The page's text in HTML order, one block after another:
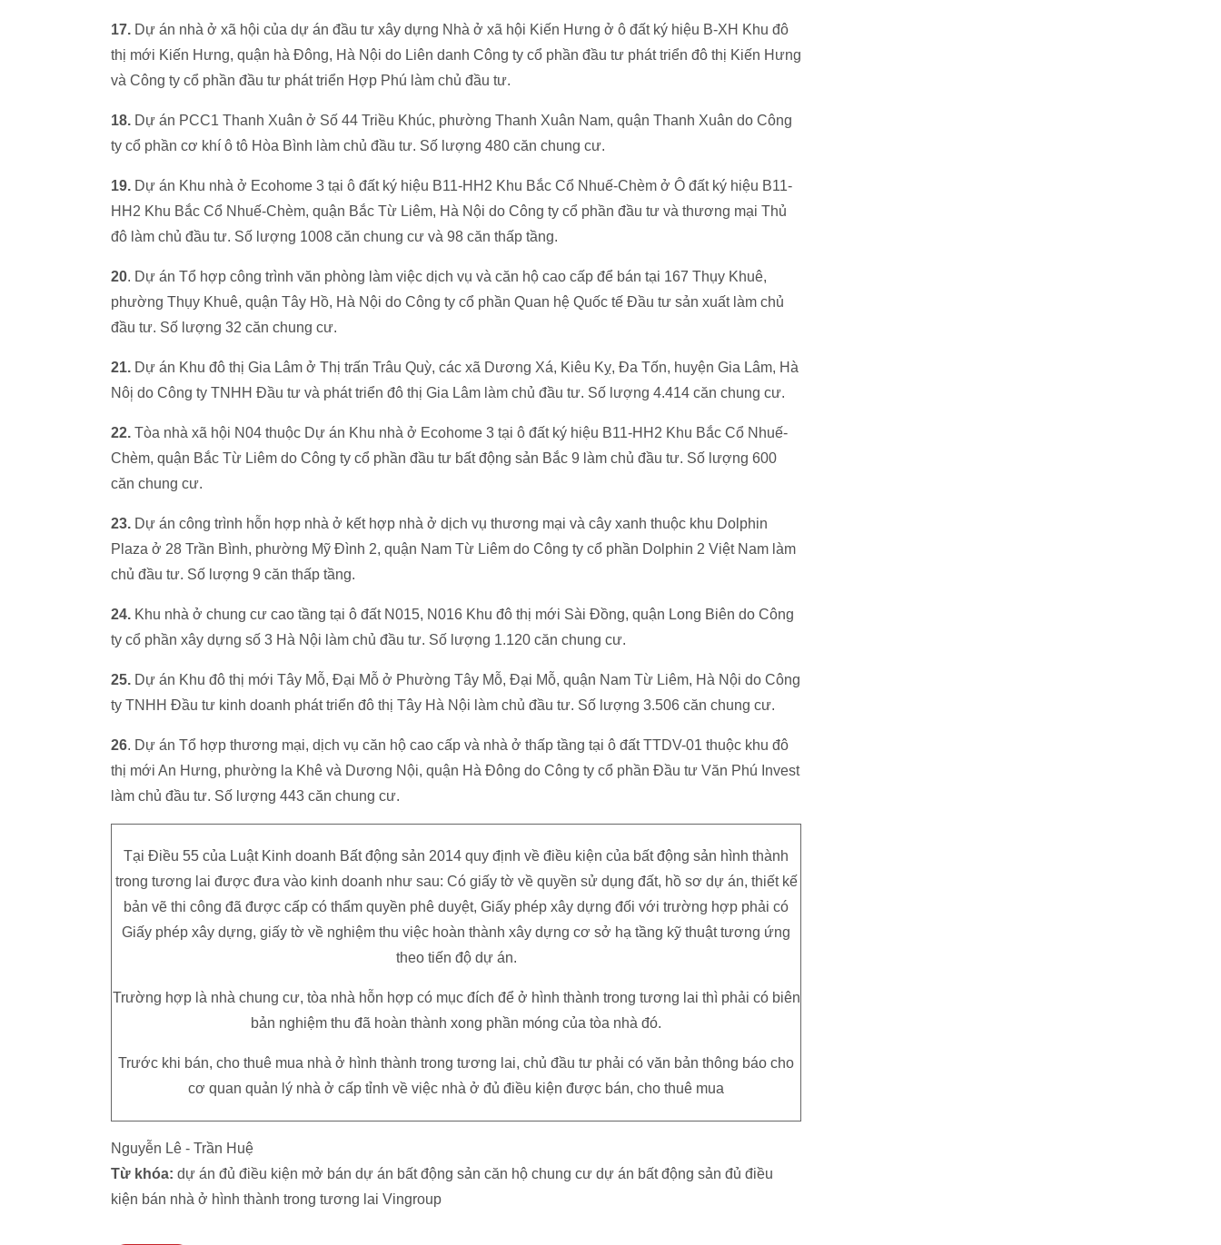
17. Dự án nhà ở xã hội của dự án đầu tư xây dựng Nhà ở xã hội Kiến Hưng ở ô đất ký hiệu B-XH Khu đô
thị mới Kiến Hưng, quận hà Đông, Hà Nội do Liên danh Công ty cổ phần đầu tư phát triển đô thị Kiến Hưng
và Công ty cổ phần đầu tư phát triển Hợp Phú làm chủ đầu tư.
18. Dự án PCC1 Thanh Xuân ở Số 44 Triều Khúc, phường Thanh Xuân Nam, quận Thanh Xuân do Công
ty cổ phần cơ khí ô tô Hòa Bình làm chủ đầu tư. Số lượng 480 căn chung cư.
19. Dự án Khu nhà ở Ecohome 3 tại ô đất ký hiệu B11-HH2 Khu Bắc Cổ Nhuế-Chèm ở Ô đất ký hiệu B11-
HH2 Khu Bắc Cổ Nhuế-Chèm, quận Bắc Từ Liêm, Hà Nội do Công ty cổ phần đầu tư và thương mại Thủ
đô làm chủ đầu tư. Số lượng 1008 căn chung cư và 98 căn thấp tầng.
20. Dự án Tổ hợp công trình văn phòng làm việc dịch vụ và căn hộ cao cấp để bán tại 167 Thụy Khuê,
phường Thụy Khuê, quận Tây Hồ, Hà Nội do Công ty cổ phần Quan hệ Quốc tế Đầu tư sản xuất làm chủ
đầu tư. Số lượng 32 căn chung cư.
21. Dự án Khu đô thị Gia Lâm ở Thị trấn Trâu Quỳ, các xã Dương Xá, Kiêu Kỵ, Đa Tốn, huyện Gia Lâm, Hà
Nôị̣ do Công ty TNHH Đầu tư và phát triển đô thị Gia Lâm làm chủ đầu tư. Số lượng 4.414 căn chung cư.
22. Tòa nhà xã hội N04 thuộc Dự án Khu nhà ở Ecohome 3 tại ô đất ký hiệu B11-HH2 Khu Bắc Cổ Nhuế-
Chèm, quận Bắc Từ Liêm do Công ty cổ phần đầu tư bất động sản Bắc 9 làm chủ đầu tư. Số lượng 600
căn chung cư.
23. Dự án công trình hỗn hợp nhà ở kết hợp nhà ở dịch vụ thương mại và cây xanh thuộc khu Dolphin
Plaza ở 28 Trần Bình, phường Mỹ Đình 2, quận Nam Từ Liêm do Công ty cổ phần Dolphin 2 Việt Nam làm
chủ đầu tư. Số lượng 9 căn thấp tầng.
24. Khu nhà ở chung cư cao tầng tại ô đất N015, N016 Khu đô thị mới Sài Đồng, quận Long Biên do Công
ty cổ phần xây dựng số 3 Hà Nội làm chủ đầu tư. Số lượng 1.120 căn chung cư.
25. Dự án Khu đô thị mới Tây Mỗ, Đại Mỗ ở Phường Tây Mỗ, Đại Mỗ, quận Nam Từ Liêm, Hà Nội do Công
ty TNHH Đầu tư kinh doanh phát triển đô thị Tây Hà Nội làm chủ đầu tư. Số lượng 3.506 căn chung cư.
26. Dự án Tổ hợp thương mại, dịch vụ căn hộ cao cấp và nhà ở thấp tầng tại ô đất TTDV-01 thuộc khu đô
thị mới An Hưng, phường la Khê và Dương Nội, quận Hà Đông do Công ty cổ phần Đầu tư Văn Phú Invest
làm chủ đầu tư. Số lượng 443 căn chung cư.
Tại Điều 55 của Luật Kinh doanh Bất động sản 2014 quy định về điều kiện của bất động sản hình thành
trong tương lai được đưa vào kinh doanh như sau: Có giấy tờ về quyền sử dụng đất, hồ sơ dự án, thiết kế
bản vẽ thi công đã được cấp có thẩm quyền phê duyệt, Giấy phép xây dựng đối với trường hợp phải có
Giấy phép xây dựng, giấy tờ về nghiệm thu việc hoàn thành xây dựng cơ sở hạ tầng kỹ thuật tương ứng
theo tiến độ dự án.
Trường hợp là nhà chung cư, tòa nhà hỗn hợp có mục đích để ở hình thành trong tương lai thì phải có biên
bản nghiệm thu đã hoàn thành xong phần móng của tòa nhà đó.
Trước khi bán, cho thuê mua nhà ở hình thành trong tương lai, chủ đầu tư phải có văn bản thông báo cho
cơ quan quản lý nhà ở cấp tỉnh về việc nhà ở đủ điều kiện được bán, cho thuê mua
Nguyễn Lê - Trần Huệ
Từ khóa: dự án đủ điều kiện mở bán dự án bất động sản căn hộ chung cư dự án bất động sản đủ điều
kiện bán nhà ở hình thành trong tương lai Vingroup